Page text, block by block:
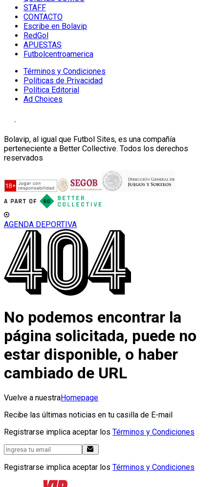
STAFF
CONTACTO
Escribe en Bolavip
RedGol
APUESTAS
Futbolcentroamerica
Términos y Condiciones
Políticas de Privacidad
Política Editorial
Ad Choices
Bolavip, al igual que Futbol Sites, es una compañía
perteneciente a Better Collective. Todos los derechos
reservados
AGENDA DEPORTIVA
No podemos encontrar la
página solicitada, puede no
estar disponible, o haber
cambiado de URL
Vuelve a nuestraHomepage
Recibe las últimas noticias en tu casilla de E-mail
Registrarse implica aceptar los Términos y Condiciones
Registrarse implica aceptar los Términos y Condiciones